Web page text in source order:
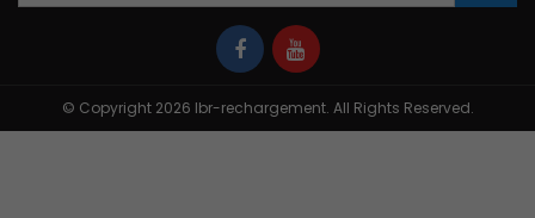
© Copyright 2026 Ibr-rechargement. All Rights Reserved.